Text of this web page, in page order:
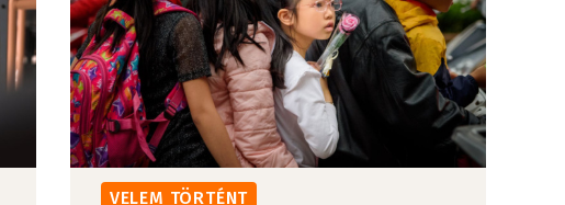
VELEM TÖRTÉNT